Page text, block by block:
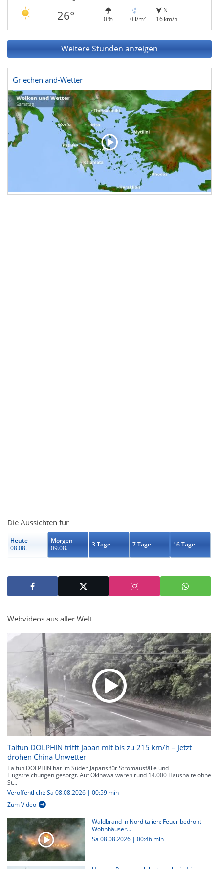
26° 0 % 0 l/m²
N
16 km/h
Weitere Stunden anzeigen
Griechenland-Wetter
Die Aussichten für
Heute
08.08.
Morgen
09.08.
3 Tage 7 Tage 16 Tage
Webvideos aus aller Welt
Taifun DOLPHIN trifft Japan mit bis zu 215 km/h – Jetzt
drohen China Unwetter
Taifun DOLPHIN hat im Süden Japans für Stromausfälle und
Flugstreichungen gesorgt. Auf Okinawa waren rund 14.000 Haushalte ohne
St...
Veröffentlicht: Sa 08.08.2026 | 00:59 min
Zum Video
Waldbrand in Norditalien: Feuer bedroht
Wohnhäuser...
Sa 08.08.2026 | 00:46 min